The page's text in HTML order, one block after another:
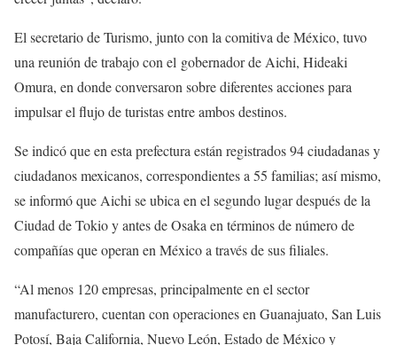
El secretario de Turismo, junto con la comitiva de México, tuvo
una reunión de trabajo con el gobernador de Aichi, Hideaki
Omura, en donde conversaron sobre diferentes acciones para
impulsar el flujo de turistas entre ambos destinos.
Se indicó que en esta prefectura están registrados 94 ciudadanas y
ciudadanos mexicanos, correspondientes a 55 familias; así mismo,
se informó que Aichi se ubica en el segundo lugar después de la
Ciudad de Tokio y antes de Osaka en términos de número de
compañías que operan en México a través de sus filiales.
“Al menos 120 empresas, principalmente en el sector
manufacturero, cuentan con operaciones en Guanajuato, San Luis
Potosí, Baja California, Nuevo León, Estado de México y